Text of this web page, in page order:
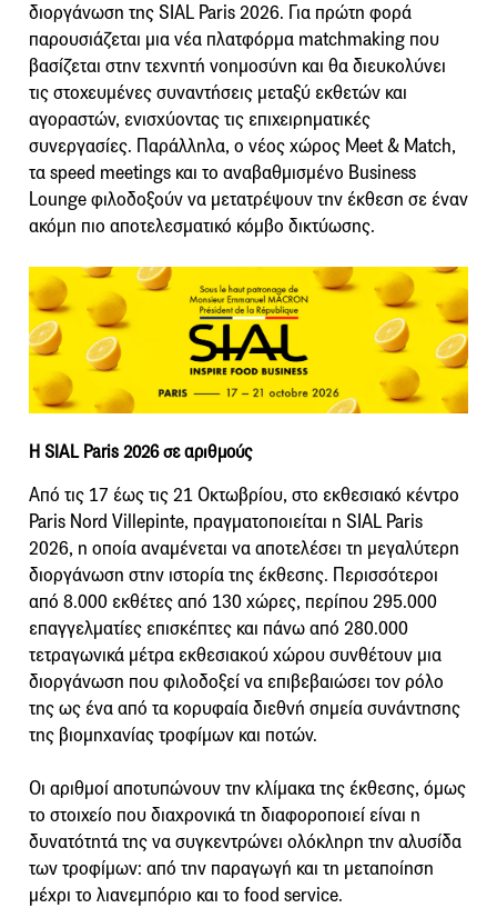
διοργάνωση της SIAL Paris 2026. Για πρώτη φορά
παρουσιάζεται μια νέα πλατφόρμα matchmaking που
βασίζεται στην τεχνητή νοημοσύνη και θα διευκολύνει
τις στοχευμένες συναντήσεις μεταξύ εκθετών και
αγοραστών, ενισχύοντας τις επιχειρηματικές
συνεργασίες. Παράλληλα, ο νέος χώρος Meet & Match,
τα speed meetings και το αναβαθμισμένο Business
Lounge φιλοδοξούν να μετατρέψουν την έκθεση σε έναν
ακόμη πιο αποτελεσματικό κόμβο δικτύωσης.
Η SIAL Paris 2026 σε αριθμούς
Από τις 17 έως τις 21 Οκτωβρίου, στο εκθεσιακό κέντρο
Paris Nord Villepinte, πραγματοποιείται η SIAL Paris
2026, η οποία αναμένεται να αποτελέσει τη μεγαλύτερη
διοργάνωση στην ιστορία της έκθεσης. Περισσότεροι
από 8.000 εκθέτες από 130 χώρες, περίπου 295.000
επαγγελματίες επισκέπτες και πάνω από 280.000
τετραγωνικά μέτρα εκθεσιακού χώρου συνθέτουν μια
διοργάνωση που φιλοδοξεί να επιβεβαιώσει τον ρόλο
της ως ένα από τα κορυφαία διεθνή σημεία συνάντησης
της βιομηχανίας τροφίμων και ποτών.
Οι αριθμοί αποτυπώνουν την κλίμακα της έκθεσης, όμως
το στοιχείο που διαχρονικά τη διαφοροποιεί είναι η
δυνατότητά της να συγκεντρώνει ολόκληρη την αλυσίδα
των τροφίμων: από την παραγωγή και τη μεταποίηση
μέχρι το λιανεμπόριο και το food service.